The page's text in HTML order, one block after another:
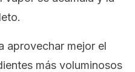
aprovechar mejor el
más voluminosos